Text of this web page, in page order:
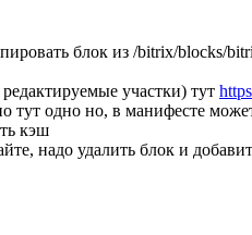
блок из /bitrix/blocks/
участки) тут
тут одно но, в манифесте
кэш
надо удалить блок и